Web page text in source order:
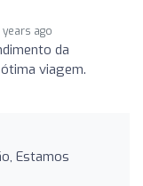
years ago
da
viagem.
Estamos